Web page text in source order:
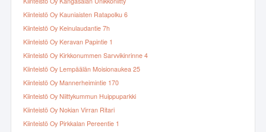
Kiinteistö Oy Kauniaisten Ratapolku 6
Kiinteistö Oy Keinulaudantie 7h
Kiinteistö Oy Keravan Papintie 1
Kiinteistö Oy Kirkkonummen Sarvvikinrinne 4
Kiinteistö Oy Lempäälän Moisionaukea 25
Kiinteistö Oy Mannerheimintie 170
Kiinteistö Oy Niittykummun Huippuparkki
Kiinteistö Oy Nokian Virran Ritari
Kiinteistö Oy Pirkkalan Pereentie 1